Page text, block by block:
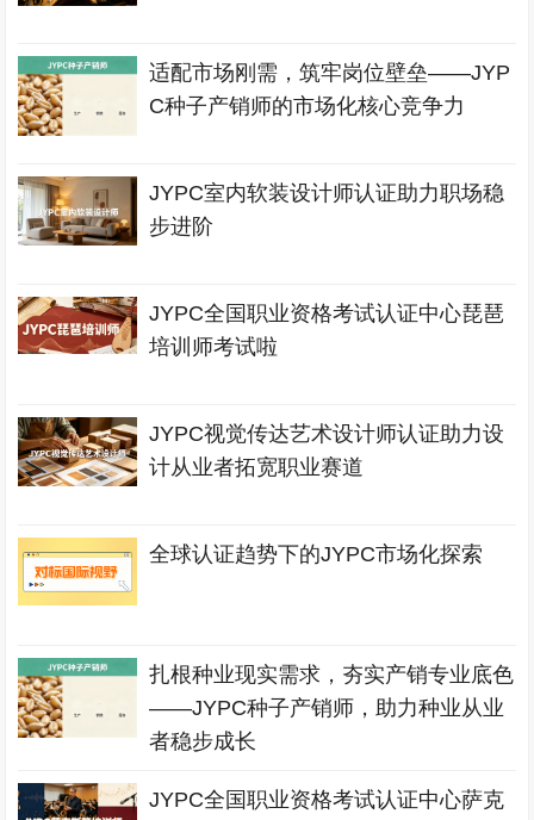
适配市场刚需，筑牢岗位壁垒——JYP
C种子产销师的市场化核心竞争力
JYPC室内软装设计师认证助力职场稳
步进阶
JYPC全国职业资格考试认证中心琵琶
培训师考试啦
JYPC视觉传达艺术设计师认证助力设
计从业者拓宽职业赛道
全球认证趋势下的JYPC市场化探索
扎根种业现实需求，夯实产销专业底色
——JYPC种子产销师，助力种业从业
者稳步成长
JYPC全国职业资格考试认证中心萨克